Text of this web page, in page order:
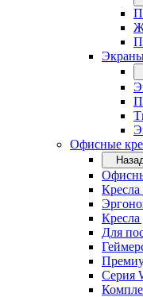
Офисные
Кресла
Кресла
Для
Серия